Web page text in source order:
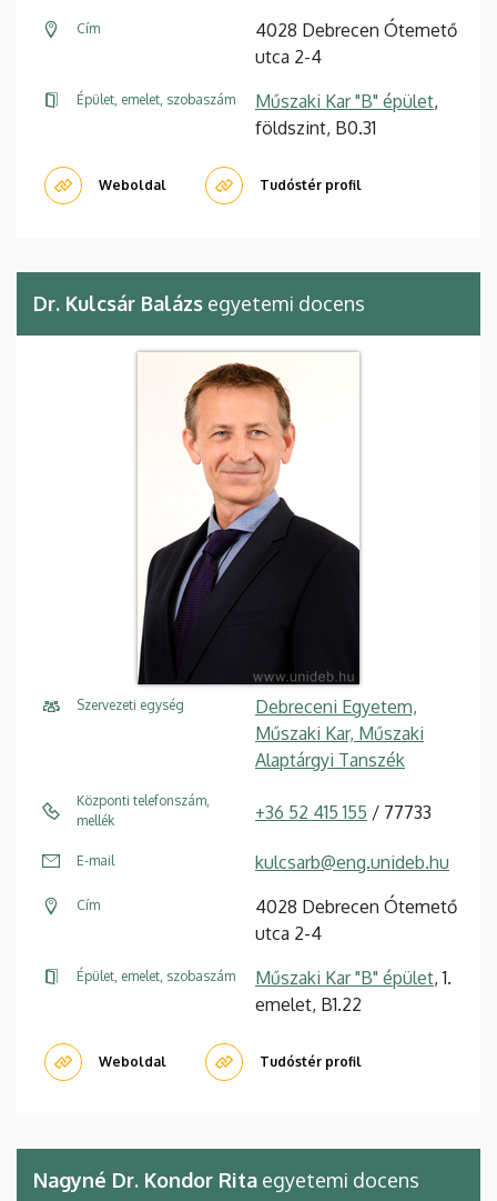
Cím
4028 Debrecen Ótemető
utca 2-4
Épület, emelet, szobaszám Műszaki Kar "B" épület,
földszint, B0.31
Weboldal Tudóstér profil
Dr. Kulcsár Balázs egyetemi docens
Szervezeti egység
Debreceni Egyetem,
Műszaki Kar, Műszaki
Alaptárgyi Tanszék
Központi telefonszám,
mellék
+36 52 415 155 / 77733
E-mail kulcsarb@eng.unideb.hu
Cím
4028 Debrecen Ótemető
utca 2-4
Épület, emelet, szobaszám Műszaki Kar "B" épület, 1.
emelet, B1.22
Weboldal Tudóstér profil
Nagyné Dr. Kondor Rita egyetemi docens